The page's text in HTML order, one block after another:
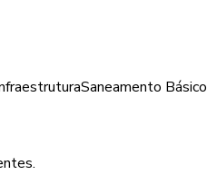
Saneamento Básico